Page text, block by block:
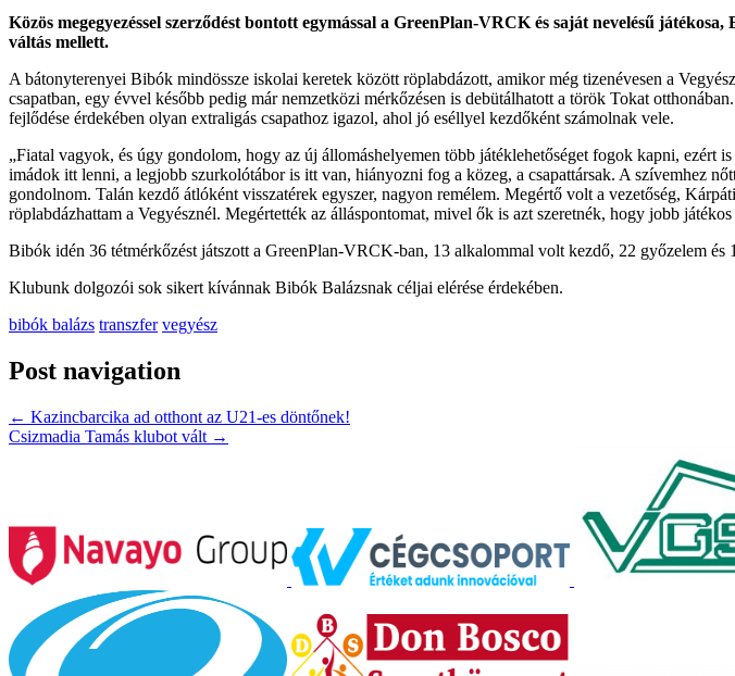
Közös megegyezéssel szerződést bontott egymással a GreenPlan-VRCK és saját nevelésű
váltás mellett.
A bátonyterenyei Bibók mindössze iskolai keretek között röplabdázott, amikor még tizenévesen a
csapatban, egy évvel később pedig már nemzetközi mérkőzésen is debütálhatott a török Tokat
fejlődése érdekében olyan extraligás csapathoz igazol, ahol jó eséllyel kezdőként számolnak vele.
„Fiatal vagyok, és úgy gondolom, hogy az új állomáshelyemen több játéklehetőséget fogok kapni,
imádok itt lenni, a legjobb szurkolótábor is itt van, hiányozni fog a közeg, a csapattársak. A szívemhez
gondolnom. Talán kezdő átlóként visszatérek egyszer, nagyon remélem. Megértő volt a vezetőség,
röplabdázhattam a Vegyésznél. Megértették az álláspontomat, mivel ők is azt szeretnék, hogy jobb
Bibók idén 36 tétmérkőzést játszott a GreenPlan-VRCK-ban, 13 alkalommal volt kezdő, 22 győzelem és
Klubunk dolgozói sok sikert kívánnak Bibók Balázsnak céljai elérése érdekében.
bibók balázs transzfer vegyész
Post navigation
← Kazincbarcika ad otthont az U21-es döntőnek!
Csizmadia Tamás klubot vált →